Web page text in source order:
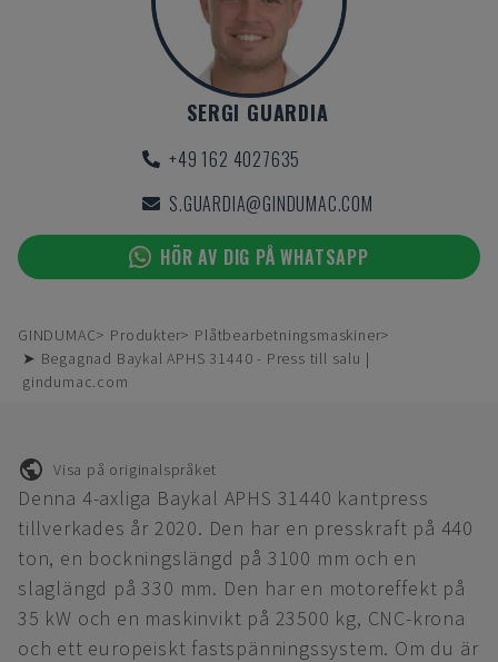
SERGI GUARDIA
+49 162 4027635
S.GUARDIA@GINDUMAC.COM
HÖR AV DIG PÅ WHATSAPP
GINDUMAC Produkter
Plåtbearbetningsmaskiner
➤ Begagnad Baykal APHS 31440 - Press till salu |
gindumac.com
Visa på originalspråket
Denna 4-axliga Baykal APHS 31440 kantpress
tillverkades år 2020. Den har en presskraft på 440
ton, en bockningslängd på 3100 mm och en
slaglängd på 330 mm. Den har en motoreffekt på
35 kW och en maskinvikt på 23500 kg, CNC-krona
och ett europeiskt fastspänningssystem. Om du är